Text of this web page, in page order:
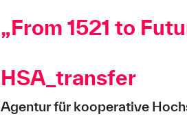
„From 1521 to
HSA_transfer
Agentur für kooperative